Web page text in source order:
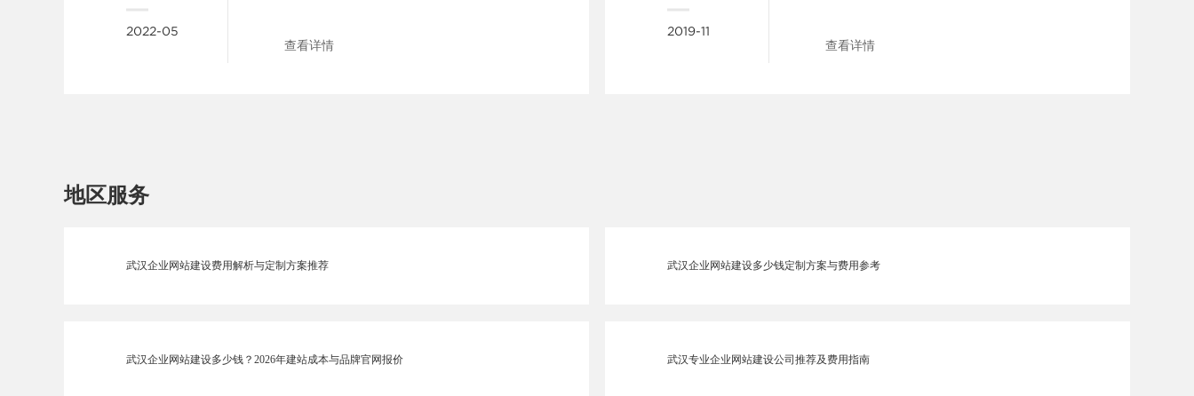
2022-05
查看详情
2019-11
查看详情
地区服务
武汉企业网站建设费用解析与定制方案推荐 武汉企业网站建设多少钱定制方案与费用参考
武汉企业网站建设多少钱？2026年建站成本与品牌官网报价 武汉专业企业网站建设公司推荐及费用指南